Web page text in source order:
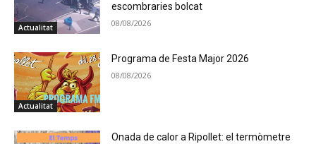
Actualitat
escombraries bolcat
08/08/2026
Actualitat
Programa de Festa Major 2026
08/08/2026
Onada de calor a Ripollet: el termòmetre